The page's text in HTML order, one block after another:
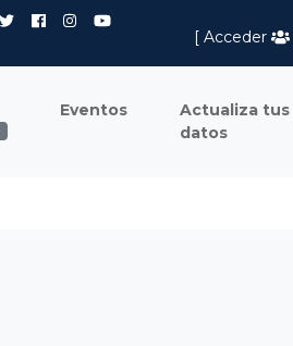
[ Acceder
Eventos
Actualiza tus
datos